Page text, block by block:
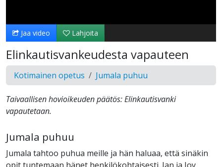
Jaa video Lahjoita
Elinkautisvankeudesta vapauteen
Kotimainen opetus Jumala puhuu
Taivaallisen hovioikeuden päätös: Elinkautisvanki
vapautetaan.
Jumala puhuu
Jumala tahtoo puhua meille ja hän haluaa, että sinäkin